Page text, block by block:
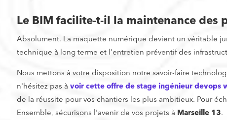
Le BIM facilite-t-il la maintenance des
Absolument. La maquette numérique devient un véritable
technique à long terme et l'entretien préventif des
Nous mettons à votre disposition notre savoir-faire
n'hésitez pas àvoir cette offre de stage ingénieur devops
de la réussite pour vos chantiers les plus ambitieux. Pour
Ensemble, sécurisons l'avenir de vos projets à Marseille 13.